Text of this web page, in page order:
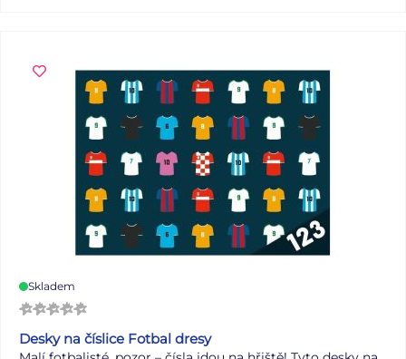
lehkým kartáčováním. Zásadně nepoužívat k čištění
ředidel, mechanicky čistících prášků nebo agresivních
čistících přípravků. Výrobky zásadně neprat v pračce. Při
promočení nechat pozvolna vysušit při pokojové teplotě.
Výrobek se nesmí sušit v kontaktu ani bezprostřední
blízkosti otevřených tepelných zdrojů či sušičce prádla.
Peněženka je balená v sáčku. Uvedená cena je za 1 ks.
Skladem
Desky na číslice Fotbal dresy